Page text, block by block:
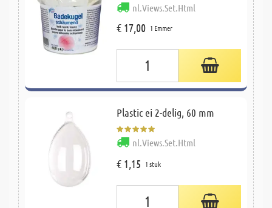
nl.Views.Set.Html
€ 17,00 1 Emmer
Plastic ei 2-delig, 60 mm
nl.Views.Set.Html
€ 1,15 1 stuk